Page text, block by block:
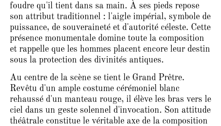
foudre qu'il tient dans sa main. À ses pieds repose
son attribut traditionnel : l'aigle impérial, symbole de
puissance, de souveraineté et d'autorité céleste. Cette
présence monumentale domine toute la composition
et rappelle que les hommes placent encore leur destin
sous la protection des divinités antiques.
Au centre de la scène se tient le Grand Prêtre.
Revêtu d'un ample costume cérémoniel blanc
rehaussé d'un manteau rouge, il élève les bras vers le
ciel dans un geste solennel d'invocation. Son attitude
théâtrale constitue le véritable axe de la composition